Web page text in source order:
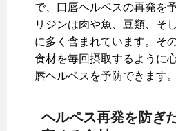
で、口唇ヘルペスの再発を
リジンは肉や魚、豆類、そ
に多く含まれています。そ
食材を毎回摂取するように
唇ヘルペスを予防できます。
ヘルペス再発を防ぎ